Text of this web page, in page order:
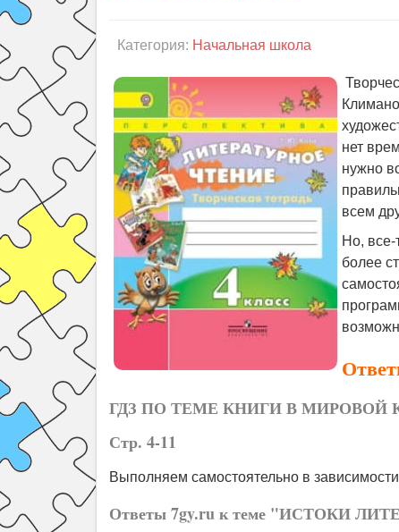
Категория: Начальная школа
нет
нужно
всем
Но, все-
более
ГДЗ ПО ТЕМЕ КНИГИ В МИРОВОЙ
Стр. 4-11
Выполняем самостоятельно в
Ответы 7gy.ru к теме "ИСТОКИ